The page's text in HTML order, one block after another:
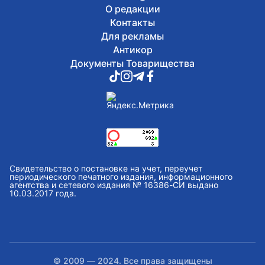
О редакции
Контакты
Для рекламы
Антикор
Документы Товарищества
Свидетельство о постановке на учет, переучет
периодического печатного издания, информационного
агентства и сетевого издания № 16386-СИ выдано
10.03.2017 года.
© 2009 — 2024. Все права защищены